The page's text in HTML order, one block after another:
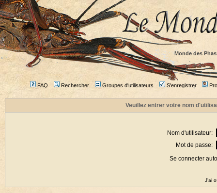
Monde des
FAQ Rechercher Groupes d'utilisateurs S'enregistrer
Veuillez entrer votre nom
Nom d'utilisateur:
Mot de passe:
Se connecter
J'ai